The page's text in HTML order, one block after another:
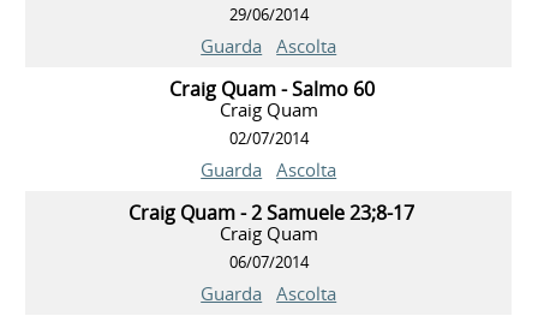
29/06/2014
Guarda Ascolta
Craig Quam - Salmo 60
Craig Quam
02/07/2014
Guarda Ascolta
Craig Quam - 2 Samuele 23;8-17
Craig Quam
06/07/2014
Guarda Ascolta